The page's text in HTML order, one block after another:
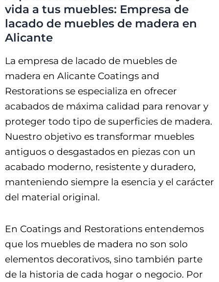
vida a tus muebles: Empresa de
lacado de muebles de madera en
Alicante
La empresa de lacado de muebles de
madera en Alicante Coatings and
Restorations se especializa en ofrecer
acabados de máxima calidad para renovar y
proteger todo tipo de superficies de madera.
Nuestro objetivo es transformar muebles
antiguos o desgastados en piezas con un
acabado moderno, resistente y duradero,
manteniendo siempre la esencia y el carácter
del material original.
En Coatings and Restorations entendemos
que los muebles de madera no son solo
elementos decorativos, sino también parte
de la historia de cada hogar o negocio. Por